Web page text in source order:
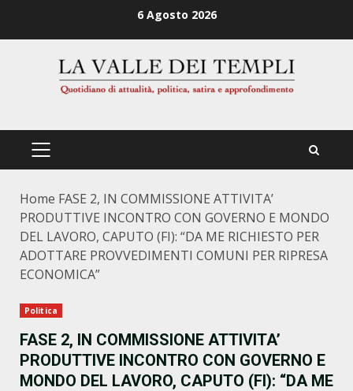
6 Agosto 2026
PRIMÄRES
Home FASE 2, IN COMMISSIONE ATTIVITA’
PRODUTTIVE INCONTRO CON GOVERNO E MONDO
DEL LAVORO, CAPUTO (FI): “DA ME RICHIESTO PER
ADOTTARE PROVVEDIMENTI COMUNI PER RIPRESA
ECONOMICA”
Politica
FASE 2, IN COMMISSIONE ATTIVITA’
PRODUTTIVE INCONTRO CON GOVERNO E
MONDO DEL LAVORO, CAPUTO (FI): “DA ME